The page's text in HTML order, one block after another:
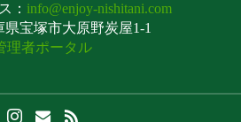
： info@enjoy-nishitani.com
宝塚市大原野炭屋1-1
理者ポータル